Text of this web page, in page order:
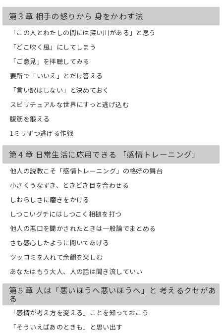
第３章 相手の怒りから 身をかわす法
「この人とわたしの間には深い川がある」と思う
「どこ吹く風」にしてしまう
「ご意見」を拝聴してみる
要所で「いいえ」とだけ答える
「言い訳はしない」と決めておく
スピリチュアルな世界にすっと逃げ込む
腹筋を鍛える
1ミリずつ逃げる作戦
第４章 日常生活に応用できる 「感情トレーニング」
他人の説教こそ「感情トレーニング」の格好の舞台
小さくうなずき、ときどき目を合わせる
しおらしさに磨きをかける
しつこいグチにはしつこく相槌を打つ
他人の悪口を聞かされたときは一般論でまとめる
さも感心したように聞いてあげる
ツッコミを入れて余韻を楽しむ
あなたはもう大人、人の話は聞き流していい
第５章 人は「悪いほうへ悪いほうへ」と 考えるクセがあ
る
「感情が考え方を変える」ことを知っておこう
「そういえばあのときも」と思い出す